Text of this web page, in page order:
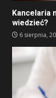
Kancelaria
wiedzieć?
6 sierpnia,